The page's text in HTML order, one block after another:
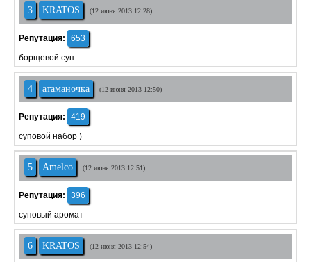
3 KRATOS (12 июня 2013 12:28)
Репутация:
653
борщевой суп
4 атаманочка (12 июня 2013 12:50)
Репутация:
419
суповой набор )
5 Amelco (12 июня 2013 12:51)
Репутация:
396
суповый аромат
6 KRATOS (12 июня 2013 12:54)